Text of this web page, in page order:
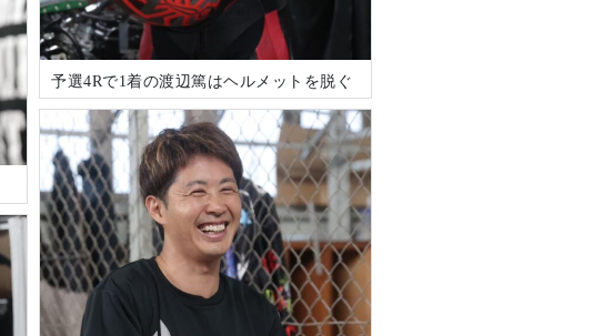
予選4Rで1着の渡辺篤はヘルメットを脱ぐ